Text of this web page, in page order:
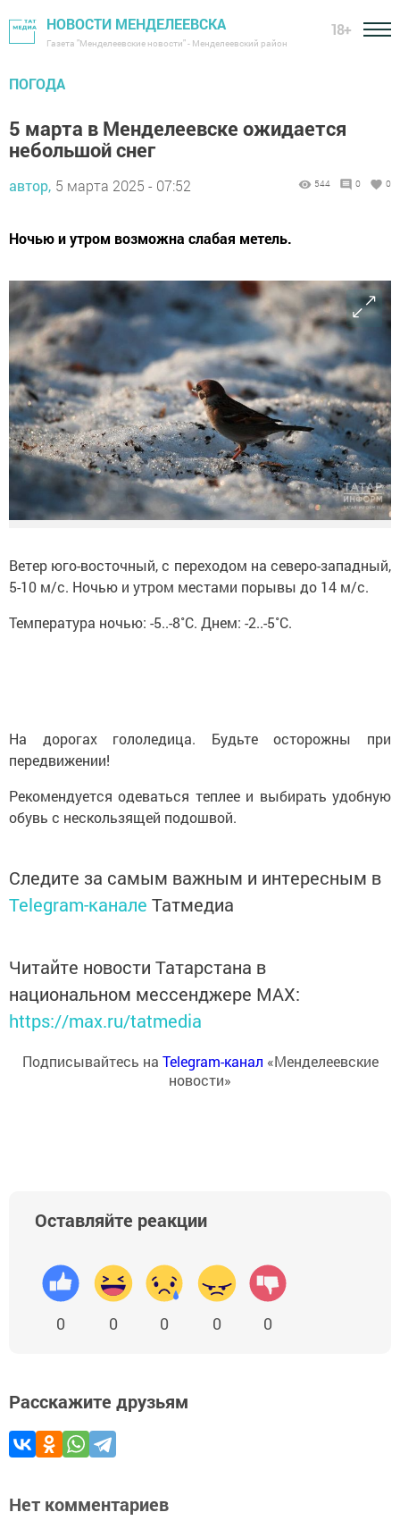
НОВОСТИ МЕНДЕЛЕЕВСКА
Газета "Менделеевские новости" - Менделеевский район
18+
ПОГОДА
5 марта в Менделеевске ожидается
небольшой снег
автор, 5 марта 2025 - 07:52 544 0 0
Ночью и утром возможна слабая метель.
Ветер юго-восточный, с переходом на северо-западный,
5-10 м/с. Ночью и утром местами порывы до 14 м/с.
Температура ночью: -5..-8˚C. Днем: -2..-5˚C.
На дорогах гололедица. Будьте осторожны при
передвижении!
Рекомендуется одеваться теплее и выбирать удобную
обувь с нескользящей подошвой.
Следите за самым важным и интересным в
Telegram-канале Татмедиа
Читайте новости Татарстана в
национальном мессенджере MАХ:
https://max.ru/tatmedia
Подписывайтесь на Telegram-канал «Менделеевские
новости»
Оставляйте реакции
0 0 0 0 0
Расскажите друзьям
Нет комментариев